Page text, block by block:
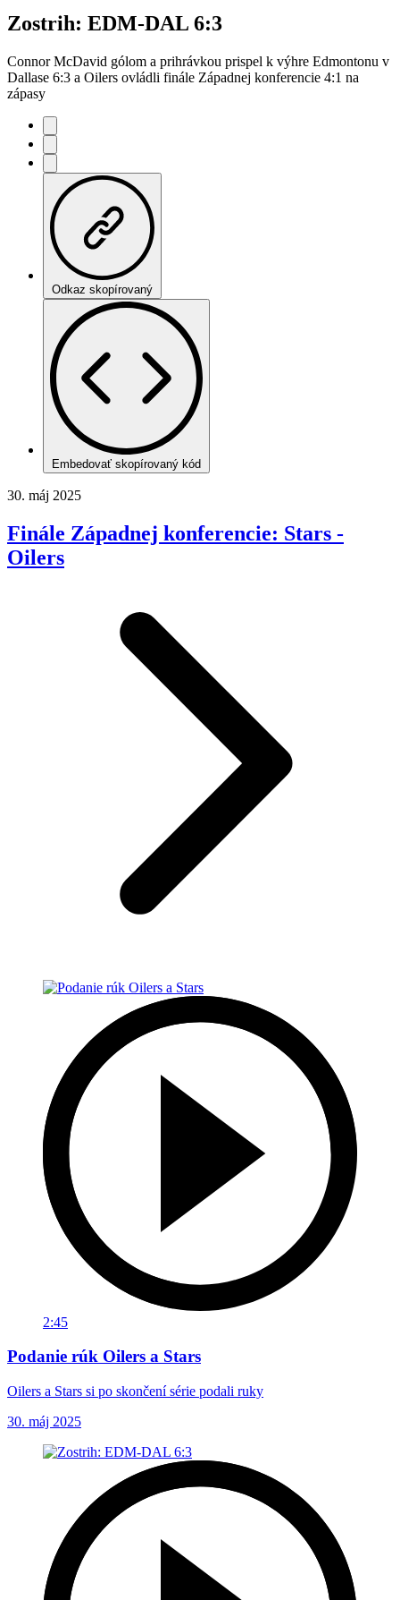
Zostrih: EDM-DAL 6:3
Connor McDavid gólom a prihrávkou prispel k výhre Edmontonu v
Dallase 6:3 a Oilers ovládli finále Západnej konferencie 4:1 na
zápasy
Odkaz skopírovaný
Embedovať skopírovaný kód
30. máj 2025
Finále Západnej konferencie: Stars -
Oilers
2:45
Podanie rúk Oilers a Stars
Oilers a Stars si po skončení série podali ruky
30. máj 2025